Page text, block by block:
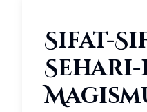
Sifat-